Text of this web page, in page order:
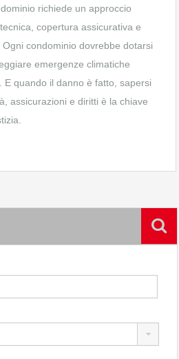
richiede un approccio
copertura assicurativa e
condominio dovrebbe dotarsi
emergenze climatiche
E quando il danno è fatto, sapersi
assicurazioni e diritti è la chiave